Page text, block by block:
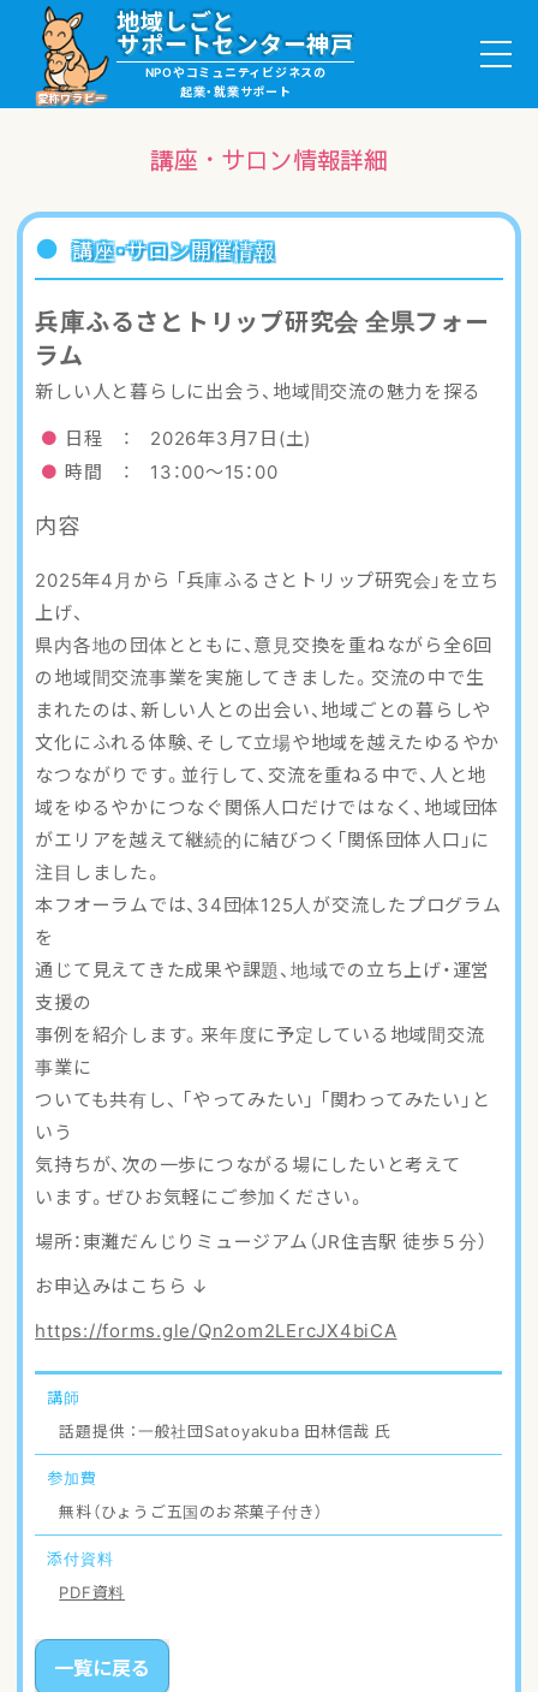
愛称ワラビー
地域しごと
サポートセンター神戸
NPOやコミュニティビジネスの
起業・就業サポート
就職・ボランティア情報
助成金・補助金情報
講座・サロン情報詳細
講座・サロン開催情報
兵庫ふるさとトリップ研究会 全県フォー
ラム
新しい人と暮らしに出会う、地域間交流の魅力を探る
日程 ： 2026年3月7日(土)
時間 ： 13：00～15：00
内容
2025年4月から 「兵庫ふるさとトリップ研究会」を立ち
上げ、
県内各地の団体とともに、意見交換を重ねながら全6回
の地域間交流事業を実施してきました。交流の中で生
まれたのは、新しい人との出会い、地域ごとの暮らしや
文化にふれる体験、そして立場や地域を越えたゆるやか
なつながりです。並行して、交流を重ねる中で、人と地
域をゆるやかにつなぐ関係人口だけではなく、地域団体
がエリアを越えて継続的に結びつく「関係団体人口」に
注目しました。
本フオーラムでは、34団体125人が交流したプログラム
を
通じて見えてきた成果や課題、地域での立ち上げ・運営
支援の
事例を紹介します。来年度に予定している地域間交流
事業に
ついても共有し、 「やってみたい」 「関わってみたい」と
いう
気持ちが、次の一歩につながる場にしたいと考えて
います。ぜひお気軽にご参加ください。
場所：東灘だんじりミュージアム（JR住吉駅 徒歩５分）
お申込みはこちら ↓
https://forms.gle/Qn2om2LErcJX4biCA
講師
話題提供 ：一般社団Satoyakuba 田林信哉 氏
参加費
無料（ひょうご五国のお茶菓子付き）
添付資料
PDF資料
一覧に戻る